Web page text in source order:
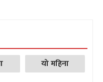
यो महिना